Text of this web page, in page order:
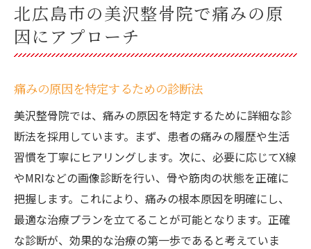
北広島市の美沢整骨院で痛みの原
因にアプローチ
痛みの原因を特定するための診断法
美沢整骨院では、痛みの原因を特定するために詳細な診
断法を採用しています。まず、患者の痛みの履歴や生活
習慣を丁寧にヒアリングします。次に、必要に応じてX線
やMRIなどの画像診断を行い、骨や筋肉の状態を正確に
把握します。これにより、痛みの根本原因を明確にし、
最適な治療プランを立てることが可能となります。正確
な診断が、効果的な治療の第一歩であると考えていま